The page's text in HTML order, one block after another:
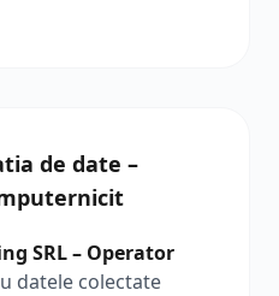
de date –
SRL – Operator
datele colectate